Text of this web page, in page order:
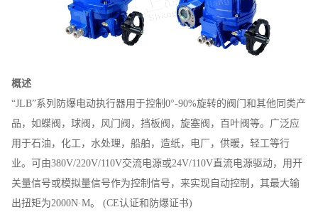
概述
“JLB”系列防爆电动执行器用于控制0°-90%旋转的阀门和其他同类产
品，如蝶阀，球阀，风门阀，挡板阀，旋塞阀，百叶阀等。广泛应
用于石油，化工，水处理，船舶，造纸，电厂，供暖，轻工等行
业。可由380V/220V/110V交流电源或24V/110V直流电源驱动，用开
关量信号或模拟量信号作为控制信号，来实现自动控制，其最大输
出扭矩为2000N·M。 (CE认证和防爆证书)